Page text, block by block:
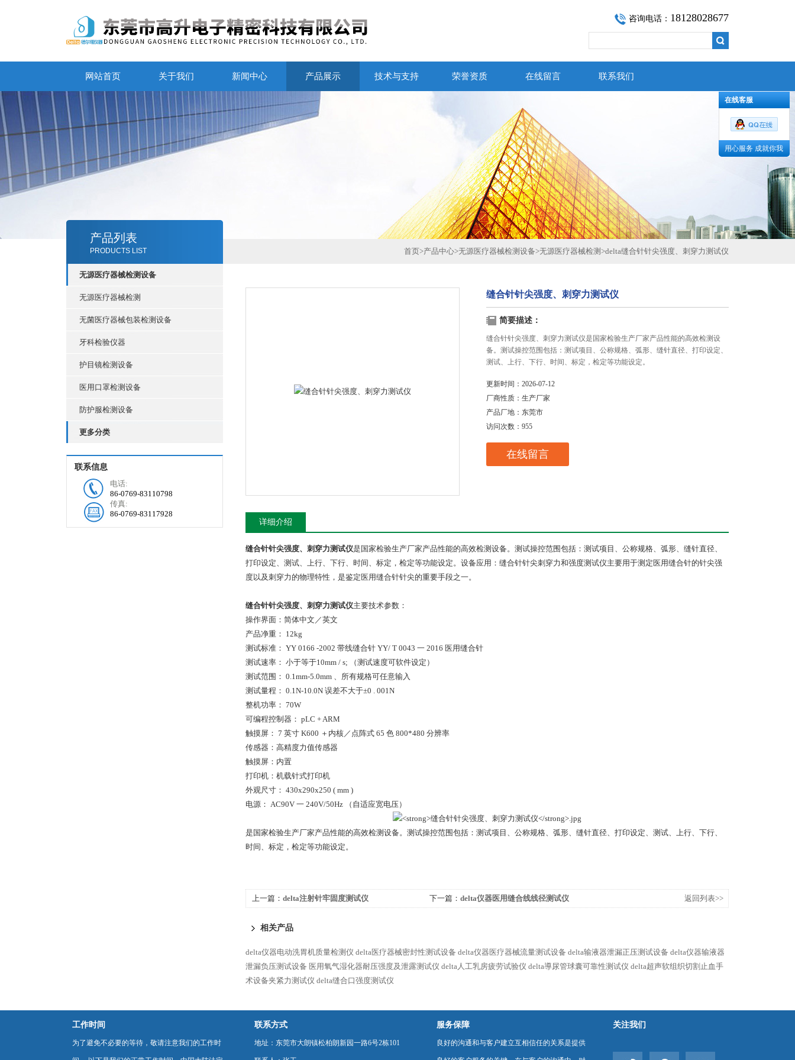
咨询电话： 18128028677
网站首页 关于我们 新闻中心 产品展示 技术与支持 荣誉资质 在线留言 联系我们
产品列表
PRODUCTS LIST
无源医疗器械检测设备
无源医疗器械检测
无菌医疗器械包装检测设备
牙科检验仪器
护目镜检测设备
医用口罩检测设备
防护服检测设备
更多分类
联系信息
电话:
86-0769-83110798
传真:
86-0769-83117928
首页>产品中心>无源医疗器械检测设备>无源医疗器械检测 >delta缝合针针尖强度、刺穿力测试仪
缝合针针尖强度、刺穿力测试仪
简要描述：
缝合针针尖强度、刺穿力测试仪是国家检验生产厂家产品性能的高效检测设
备。测试操控范围包括：测试项目、公称规格、弧形、缝针直径、打印设定、
测试、上行、下行、时间、标定，检定等功能设定。
更新时间： 2026-07-12
厂商性质： 生产厂家
产品厂地： 东莞市
访问次数： 955
在线留言
详细介绍
缝合针针尖强度、刺穿力测试仪是国家检验生产厂家产品性能的高效检测设备。测试操控范围包括：测试项目、公称规格、弧形、缝针直径、
打印设定、测试、上行、下行、时间、标定，检定等功能设定。设备应用：缝合针针尖刺穿力和强度测试仪主要用于测定医用缝合针的针尖强
度以及刺穿力的物理特性，是鉴定医用缝合针针尖的重要手段之一。
缝合针针尖强度、刺穿力测试仪主要技术参数：
操作界面：简体中文／英文
产品净重： 12kg
测试标准： YY 0166 -2002 带线缝合针 YY/ T 0043 一 2016 医用缝合针
测试速率： 小于等于10mm / s; （测试速度可软件设定）
测试范围： 0.1mm-5.0mm 、所有规格可任意输入
测试量程： 0.1N-10.0N 误差不大于±0 . 001N
整机功率： 70W
可编程控制器： pLC + ARM
触摸屏： 7 英寸 K600 ＋内核／点阵式 65 色 800*480 分辨率
传感器：高精度力值传感器
触摸屏：内置
打印机：机载针式打印机
外观尺寸： 430x290x250 ( mm )
电源： AC90V 一 240V/50Hz （自适应宽电压）
是国家检验生产厂家产品性能的高效检测设备。测试操控范围包括：测试项目、公称规格、弧形、缝针直径、打印设定、测试、上行、下行、
时间、标定，检定等功能设定。
上一篇： delta注射针牢固度测试仪 下一篇： delta仪器医用缝合线线径测试仪 返回列表>>
相关产品
delta仪器电动洗胃机质量检测仪 delta医疗器械密封性测试设备 delta仪器医疗器械流量测试设备 delta输液器泄漏正压测试设备 delta仪器输液器
泄漏负压测试设备 医用氧气湿化器耐压强度及泄露测试仪 delta人工乳房疲劳试验仪 delta導尿管球囊可靠性测试仪 delta超声软组织切割止血手
术设备夹紧力测试仪 delta缝合口强度测试仪
工作时间
为了避免不必要的等待，敬请注意我们的工作时
联系方式
地址：东莞市大朗镇松柏朗新园一路6号2栋101
服务保障
良好的沟通和与客户建立互相信任的关系是提供
关注我们
在线客服
用心服务 成就你我